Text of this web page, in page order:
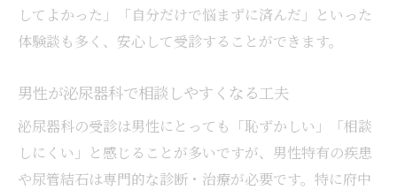
してよかった」「自分だけで悩まずに済んだ」といった
体験談も多く、安心して受診することができます。
男性が泌尿器科で相談しやすくなる工夫
泌尿器科の受診は男性にとっても「恥ずかしい」「相談
しにくい」と感じることが多いですが、男性特有の疾患
や尿管結石は専門的な診断・治療が必要です。特に府中